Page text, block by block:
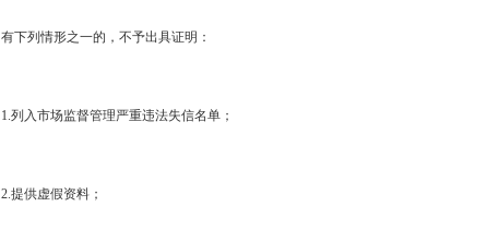
有下列情形之一的，不予出具证明：
1.列入市场监督管理严重违法失信名单；
2.提供虚假资料；